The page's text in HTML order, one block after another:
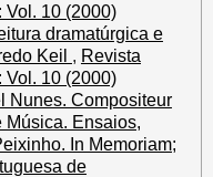
Vol. 10 (2000)
dramatúrgica e
Keil , Revista
Vol. 10 (2000)
Nunes. Compositeur
Música. Ensaios,
In Memoriam;
de